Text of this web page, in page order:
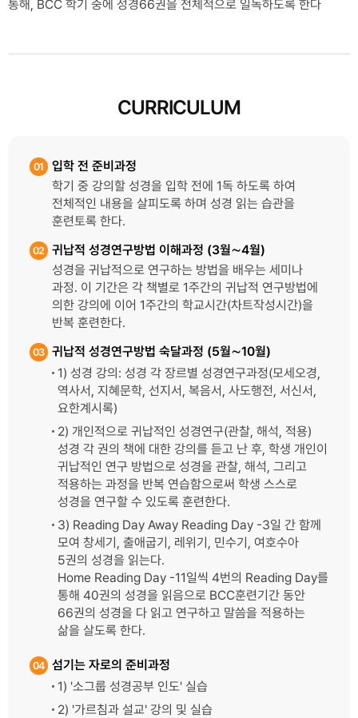
통해, BCC 학기 중에 성경66권을 전체적으로 일독하도록 한다
CURRICULUM
01
입학 전 준비과정
학기 중 강의할 성경을 입학 전에 1독 하도록 하여
전체적인 내용을 살피도록 하며 성경 읽는 습관을
훈련토록 한다.
02 귀납적 성경연구방법 이해과정 (3월∼4월)
성경을 귀납적으로 연구하는 방법을 배우는 세미나
과정. 이 기간은 각 책별로 1주간의 귀납적 연구방법에
의한 강의에 이어 1주간의 학교시간(차트작성시간)을
반복 훈련한다.
03 귀납적 성경연구방법 숙달과정 (5월∼10월)
1) 성경 강의: 성경 각 장르별 성경연구과정(모세오경,
역사서, 지혜문학, 선지서, 복음서, 사도행전, 서신서,
요한계시록)
2) 개인적으로 귀납적인 성경연구(관찰, 해석, 적용)
성경 각 권의 책에 대한 강의를 듣고 난 후, 학생 개인이
귀납적인 연구 방법으로 성경을 관찰, 해석, 그리고
적용하는 과정을 반복 연습함으로써 학생 스스로
성경을 연구할 수 있도록 훈련한다.
3) Reading Day Away Reading Day -3일 간 함께
모여 창세기, 출애굽기, 레위기, 민수기, 여호수아
5권의 성경을 읽는다.
Home Reading Day -11일씩 4번의 Reading Day를
통해 40권의 성경을 읽음으로 BCC훈련기간 동안
66권의 성경을 다 읽고 연구하고 말씀을 적용하는
삶을 살도록 한다.
04 섬기는 자로의 준비과정
1) '소그룹 성경공부 인도' 실습
2) '가르침과 설교' 강의 및 실습